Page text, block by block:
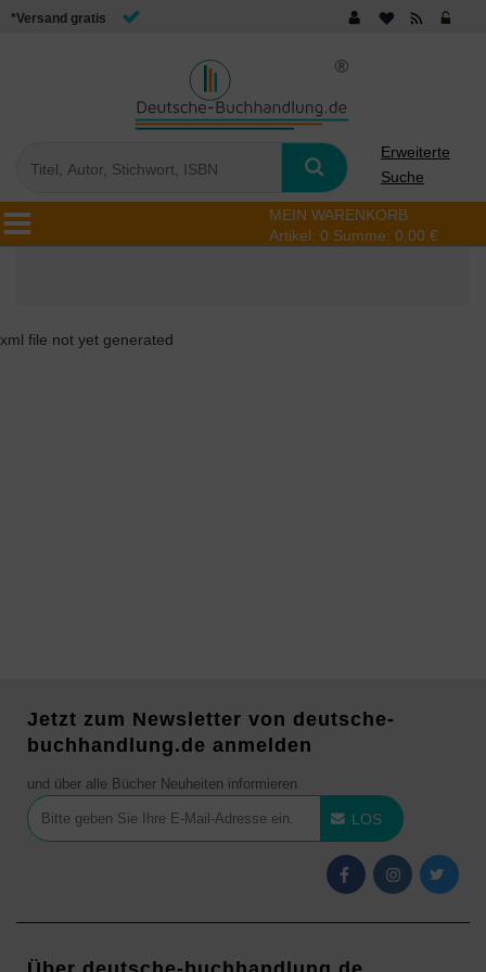
*Versand gratis
Erweiterte
Suche
MEIN WARENKORB
Artikel: 0 Summe: 0,00 €
xml file not yet generated
Jetzt zum Newsletter von deutsche-
buchhandlung.de anmelden
und über alle Bücher Neuheiten informieren
LOS